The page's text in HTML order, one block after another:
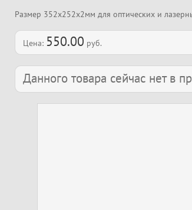
Размер 352х252х2мм для оптических и
Цена: 550.00 руб.
Данного товара сейчас нет в